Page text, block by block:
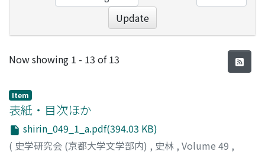
Update
Recent Submissions
Now showing 1 - 13 of 13
Item
表紙・目次ほか
shirin_049_1_a.pdf(394.03 KB)
( 史学研究会 (京都大学文学部内) , 史林 , Volume 49 ,